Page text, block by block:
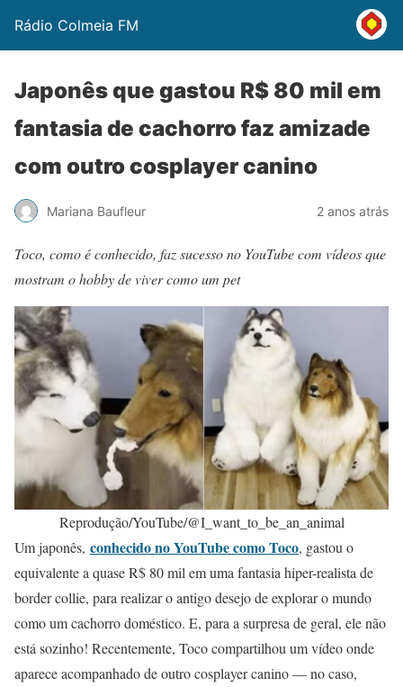
Rádio Colmeia FM
Japonês que gastou R$ 80 mil em
fantasia de cachorro faz amizade
com outro cosplayer canino
Mariana Baufleur 2 anos atrás
Toco, como é conhecido, faz sucesso no YouTube com vídeos que
mostram o hobby de viver como um pet
Reprodução/YouTube/@I_want_to_be_an_animal
Um japonês, conhecido no YouTube como Toco, gastou o
equivalente a quase R$ 80 mil em uma fantasia hiper-realista de
border collie, para realizar o antigo desejo de explorar o mundo
como um cachorro doméstico. E, para a surpresa de geral, ele não
está sozinho! Recentemente, Toco compartilhou um vídeo onde
aparece acompanhado de outro cosplayer canino — no caso,